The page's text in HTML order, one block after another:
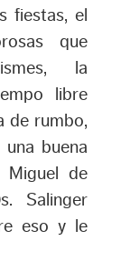
fiestas, el
que
la
libre
de rumbo,
buena
Miguel de
Salinger
eso y le